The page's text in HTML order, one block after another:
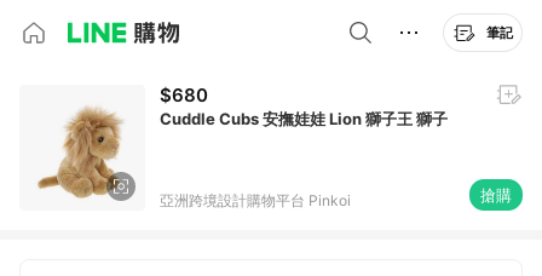
筆記
$680
Cuddle Cubs 安撫娃娃 Lion 獅子王 獅子
亞洲跨境設計購物平台 Pinkoi 搶購